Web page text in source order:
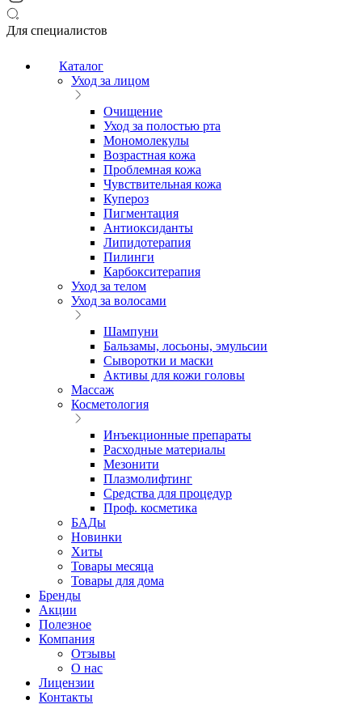
Для специалистов
Каталог
Уход за лицом
Очищение
Уход за полостью рта
Мономолекулы
Возрастная кожа
Проблемная кожа
Чувствительная кожа
Купероз
Пигментация
Антиоксиданты
Липидотерапия
Пилинги
Карбокситерапия
Уход за телом
Уход за волосами
Шампуни
Бальзамы, лосьоны, эмульсии
Сыворотки и маски
Активы для кожи головы
Массаж
Косметология
Инъекционные препараты
Расходные материалы
Мезонити
Плазмолифтинг
Средства для процедур
Проф. косметика
БАДы
Новинки
Хиты
Товары месяца
Товары для дома
Бренды
Акции
Полезное
Компания
Отзывы
О нас
Лицензии
Контакты